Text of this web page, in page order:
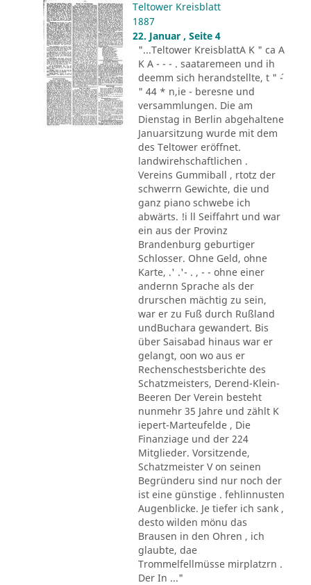
Teltower Kreisblatt
1887
22. Januar , Seite 4
"...Teltower KreisblattA K " ca A
K A - - - . saataremeen und ih
deemm sich herandstellte, t " ´-
" 44 * n,ie - beresne und
versammlungen. Die am
Dienstag in Berlin abgehaltene
Januarsitzung wurde mit dem
des Teltower eröffnet.
landwirehschaftlichen .
Vereins Gummiball , rtotz der
schwerrn Gewichte, die und
ganz piano schwebe ich
abwärts. !i ll Seiffahrt und war
ein aus der Provinz
Brandenburg geburtiger
Schlosser. Ohne Geld, ohne
Karte, .' .'- . , - - ohne einer
andernn Sprache als der
drurschen mächtig zu sein,
war er zu Fuß durch Rußland
undBuchara gewandert. Bis
über Saisabad hinaus war er
gelangt, oon wo aus er
Rechenschestsberichte des
Schatzmeisters, Derend-Klein-
Beeren Der Verein besteht
nunmehr 35 Jahre und zählt K
iepert-Marteufelde , Die
Finanziage und der 224
Mitglieder. Vorsitzende,
Schatzmeister V on seinen
Begründeru sind nur noch der
ist eine günstige . fehlinnusten
Augenblicke. Je tiefer ich sank ,
desto wilden mönu das
Brausen in den Ohren , ich
glaubte, dae
Trommelfellmüsse mirplatzrn .
Der In ..."